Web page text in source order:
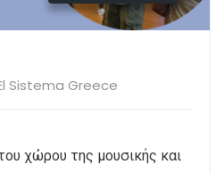
Sistema Greece
χώρου της μουσικής και